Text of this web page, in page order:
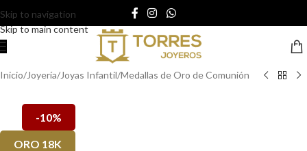
Skip to navigation
Skip to main content
Inicio/Joyería/Joyas Infantil/Medallas de Oro de Comunión
-10%
ORO 18K